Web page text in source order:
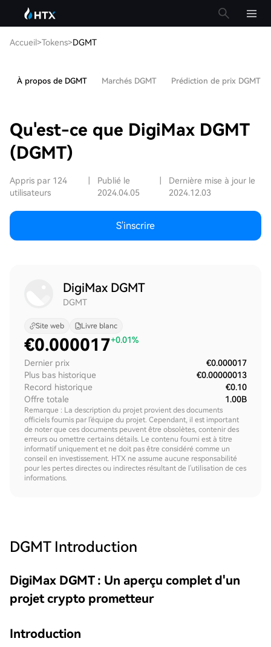
Accueil>Tokens>DGMT
À propos de DGMT Marchés DGMT Prédiction de prix DGMT
Qu'est-ce que DigiMax DGMT
(DGMT)
Appris par 124
utilisateurs
Publié le
2024.04.05
Dernière mise à jour le
2024.12.03
S'inscrire
DigiMax DGMT
DGMT
Site web Livre blanc
€0.000017+0.01%
Dernier prix
€0.000017
Plus bas historique
€0.00000013
Record historique
€0.10
Offre totale
1.00B
Remarque : La description du projet provient des documents
officiels fournis par l'équipe du projet. Cependant, il est important
de noter que ces documents peuvent être obsolètes, contenir des
erreurs ou omettre certains détails. Le contenu fourni est à titre
informatif uniquement et ne doit pas être considéré comme un
conseil en investissement. HTX ne assume aucune responsabilité
pour les pertes directes ou indirectes résultant de l'utilisation de ces
informations.
DGMT Introduction
DigiMax DGMT : Un aperçu complet d'un
projet crypto prometteur
Introduction